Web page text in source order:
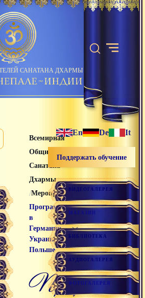
САНАТАНА ДХАРМЫ
Всемирная
Община
Санатана
Дхармы
/Мероприятия/
Программа
в
Германии,
Украине,
Польше
Программа
En De It
Поддержать обучение
ВИДЕОГАЛЕРЕЯ
МАГАЗИН
БИБЛИОТЕКА
АУДИОГАЛЕРЕЯ
ФОТОГАЛЕРЕЯ